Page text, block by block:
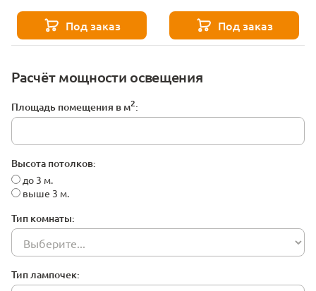
Расчёт мощности освещения
Площадь помещения в м2:
Высота потолков:
до 3 м.
выше 3 м.
Тип комнаты:
Тип лампочек:
Под заказ Под заказ